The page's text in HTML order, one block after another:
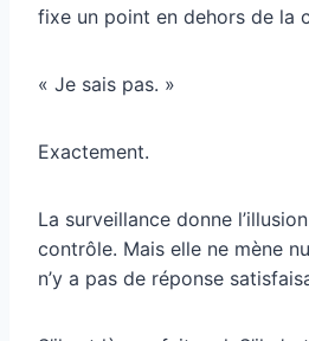
fixe un point en dehors de la
« Je sais pas. »
Exactement.
La surveillance donne l’illusion
contrôle. Mais elle ne mène
n’y a pas de réponse